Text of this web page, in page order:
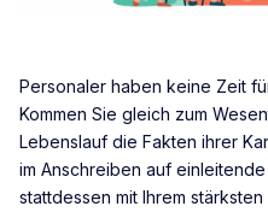
Personaler haben keine Zeit
Kommen Sie gleich zum
Lebenslauf die Fakten ihrer
im Anschreiben auf
stattdessen mit Ihrem